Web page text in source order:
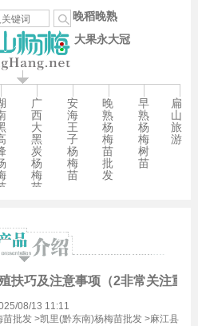
晚稻晚熟
大果永大冠
广
西
大
黑
炭
杨
梅
苗
安
海
王
子
杨
梅
苗
晚
熟
杨
梅
苗
批
发
早
熟
杨
梅
树
苗
扁
山
旅
游
扶巧及注意事项（2非常关注重
08/13 11:11
苗批发>凯里(黔东南)杨梅苗批发>麻江县